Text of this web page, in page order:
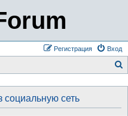
Вход
Регистрация
социальную сеть